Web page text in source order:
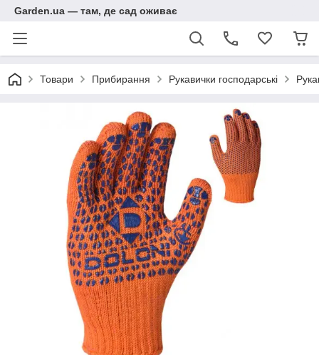
Garden.ua — там, де сад оживає
Товари Прибирання Рукавички господарські